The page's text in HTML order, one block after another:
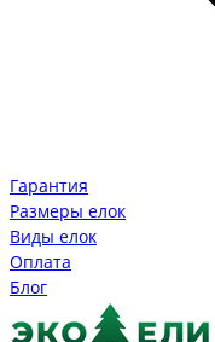
Гарантия
Размеры елок
Виды елок
Оплата
Блог